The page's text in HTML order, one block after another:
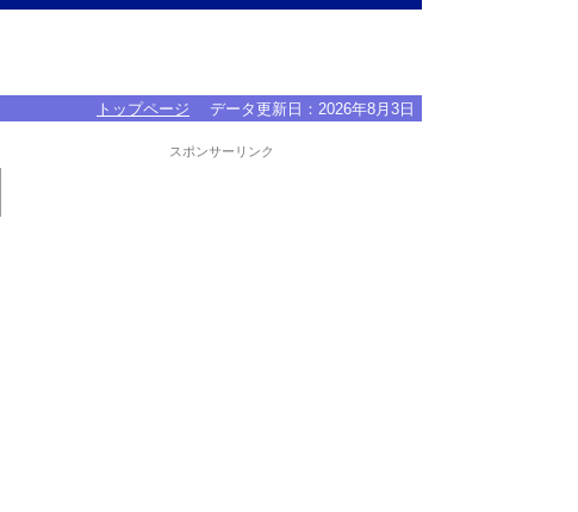
トップページ データ更新日： 2026年8月3日
スポンサーリンク